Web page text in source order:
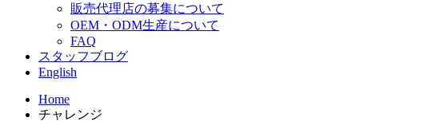
販売代理店の募集について
OEM・ODM生産について
FAQ
スタッフブログ
English
Home
チャレンジ